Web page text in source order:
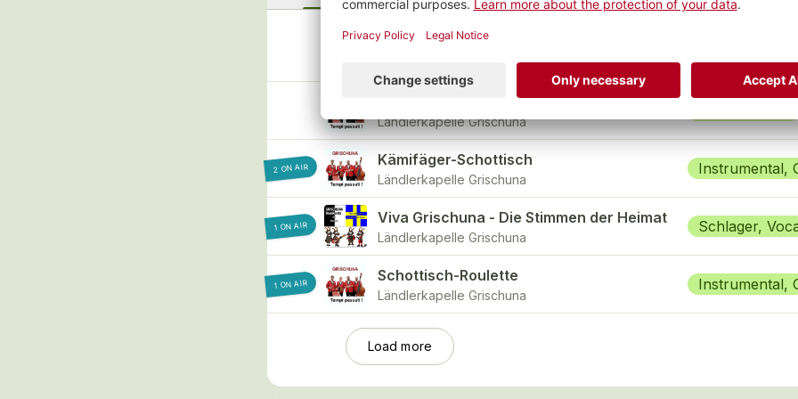
Tempi passati
Ländlerkapelle Grischuna
Bündner Grobschnitt
Ländlerkapelle Grischuna
2 ON AIR
Kämifäger-Schottisch
Ländlerkapelle Grischuna
Instrumental,
1 ON AIR
Viva Grischuna - Die Stimmen der Heimat
Ländlerkapelle Grischuna
Schlager,
1 ON AIR
Schottisch-Roulette
Ländlerkapelle Grischuna
Instrumental,
Load more